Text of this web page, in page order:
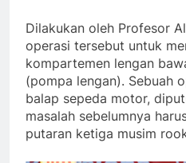
Dilakukan oleh Profesor
operasi tersebut untuk
kompartemen lengan
(pompa lengan). Sebuah
balap sepeda motor,
masalah sebelumnya
putaran ketiga musim